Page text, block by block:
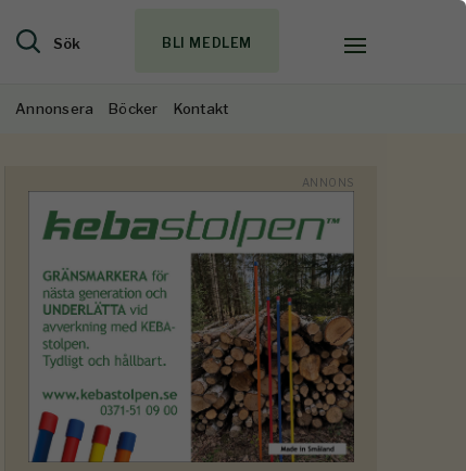
Sök BLI MEDLEM
Annonsera Böcker Kontakt